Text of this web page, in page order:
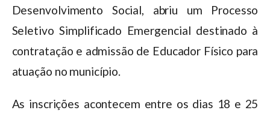
Desenvolvimento Social, abriu um Processo
Seletivo Simplificado Emergencial destinado à
contratação e admissão de Educador Físico para
atuação no município.
As inscrições acontecem entre os dias 18 e 25